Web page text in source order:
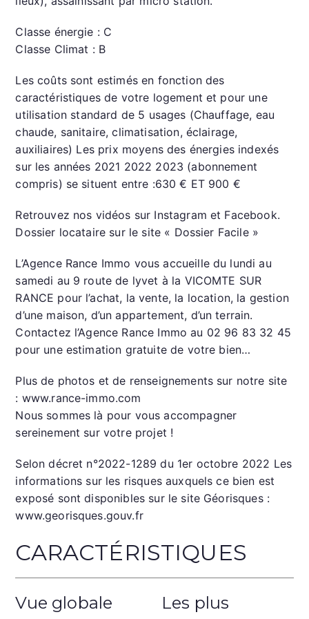
Classe énergie : C
Classe Climat : B
Les coûts sont estimés en fonction des
caractéristiques de votre logement et pour une
utilisation standard de 5 usages (Chauffage, eau
chaude, sanitaire, climatisation, éclairage,
auxiliaires) Les prix moyens des énergies indexés
sur les années 2021 2022 2023 (abonnement
compris) se situent entre :630 € ET 900 €
Retrouvez nos vidéos sur Instagram et Facebook.
Dossier locataire sur le site « Dossier Facile »
L’Agence Rance Immo vous accueille du lundi au
samedi au 9 route de lyvet à la VICOMTE SUR
RANCE pour l’achat, la vente, la location, la gestion
d’une maison, d’un appartement, d’un terrain.
Contactez l’Agence Rance Immo au 02 96 83 32 45
pour une estimation gratuite de votre bien…
Plus de photos et de renseignements sur notre site
: www.rance-immo.com
Nous sommes là pour vous accompagner
sereinement sur votre projet !
Selon décret n°2022-1289 du 1er octobre 2022 Les
informations sur les risques auxquels ce bien est
exposé sont disponibles sur le site Géorisques :
www.georisques.gouv.fr
CARACTÉRISTIQUES
Vue globale Les plus